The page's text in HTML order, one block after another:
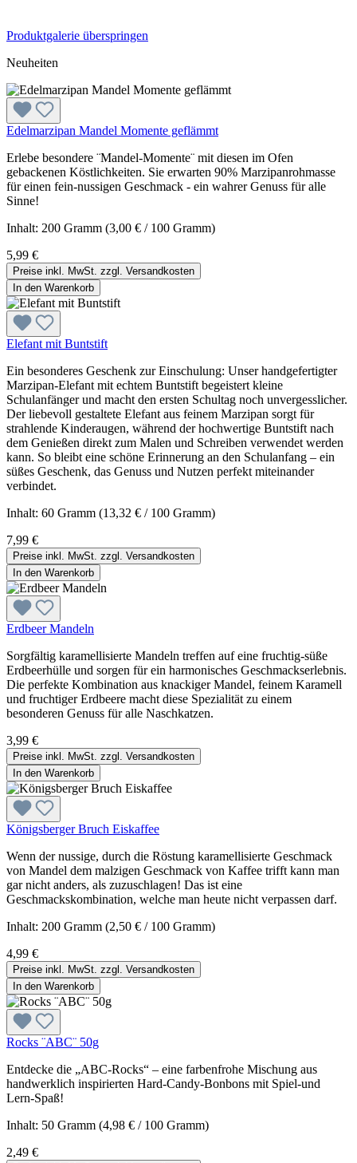
Produktgalerie überspringen
Neuheiten
Edelmarzipan Mandel Momente geflämmt
Erlebe besondere ¨Mandel-Momente¨ mit diesen im Ofen
gebackenen Köstlichkeiten. Sie erwarten 90% Marzipanrohmasse
für einen fein-nussigen Geschmack - ein wahrer Genuss für alle
Sinne!
Inhalt: 200 Gramm (3,00 € / 100 Gramm)
5,99 €
Preise inkl. MwSt. zzgl. Versandkosten
In den Warenkorb
Elefant mit Buntstift
Ein besonderes Geschenk zur Einschulung: Unser handgefertigter
Marzipan-Elefant mit echtem Buntstift begeistert kleine
Schulanfänger und macht den ersten Schultag noch unvergesslicher.
Der liebevoll gestaltete Elefant aus feinem Marzipan sorgt für
strahlende Kinderaugen, während der hochwertige Buntstift nach
dem Genießen direkt zum Malen und Schreiben verwendet werden
kann. So bleibt eine schöne Erinnerung an den Schulanfang – ein
süßes Geschenk, das Genuss und Nutzen perfekt miteinander
verbindet.
Inhalt: 60 Gramm (13,32 € / 100 Gramm)
7,99 €
Preise inkl. MwSt. zzgl. Versandkosten
In den Warenkorb
Erdbeer Mandeln
Sorgfältig karamellisierte Mandeln treffen auf eine fruchtig-süße
Erdbeerhülle und sorgen für ein harmonisches Geschmackserlebnis.
Die perfekte Kombination aus knackiger Mandel, feinem Karamell
und fruchtiger Erdbeere macht diese Spezialität zu einem
besonderen Genuss für alle Naschkatzen.
3,99 €
Preise inkl. MwSt. zzgl. Versandkosten
In den Warenkorb
Königsberger Bruch Eiskaffee
Wenn der nussige, durch die Röstung karamellisierte Geschmack
von Mandel dem malzigen Geschmack von Kaffee trifft kann man
gar nicht anders, als zuzuschlagen! Das ist eine
Geschmackskombination, welche man heute nicht verpassen darf.
Inhalt: 200 Gramm (2,50 € / 100 Gramm)
4,99 €
Preise inkl. MwSt. zzgl. Versandkosten
In den Warenkorb
Rocks ¨ABC¨ 50g
Entdecke die „ABC-Rocks“ – eine farbenfrohe Mischung aus
handwerklich inspirierten Hard-Candy-Bonbons mit Spiel-und
Lern-Spaß!
Inhalt: 50 Gramm (4,98 € / 100 Gramm)
2,49 €